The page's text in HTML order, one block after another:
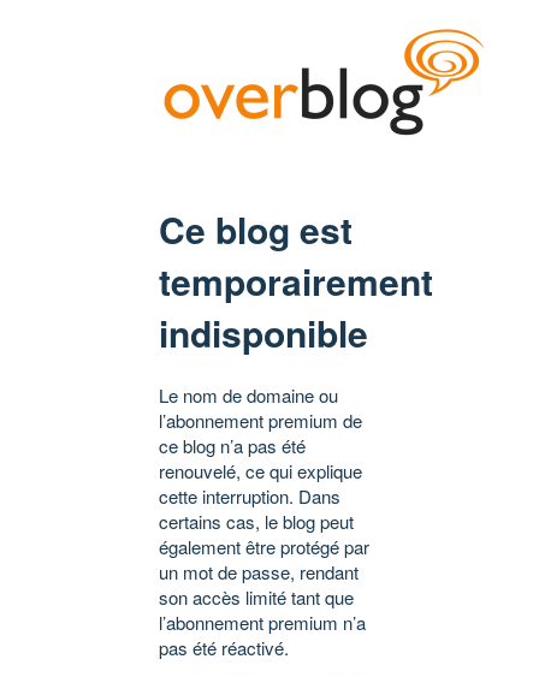
Ce blog est
temporairement
indisponible
Le nom de domaine ou
l’abonnement premium de
ce blog n’a pas été
renouvelé, ce qui explique
cette interruption. Dans
certains cas, le blog peut
également être protégé par
un mot de passe, rendant
son accès limité tant que
l’abonnement premium n’a
pas été réactivé.